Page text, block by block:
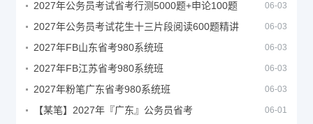
2027年公务员考试省考行测5000题+申论100题 06-03
2027年公务员考试花生十三片段阅读600题精讲 06-03
2027年FB山东省考980系统班 06-03
2027年FB江苏省考980系统班 06-03
2027年粉笔广东省考980系统班 06-03
【某笔】2027年『广东』公务员省考 06-01